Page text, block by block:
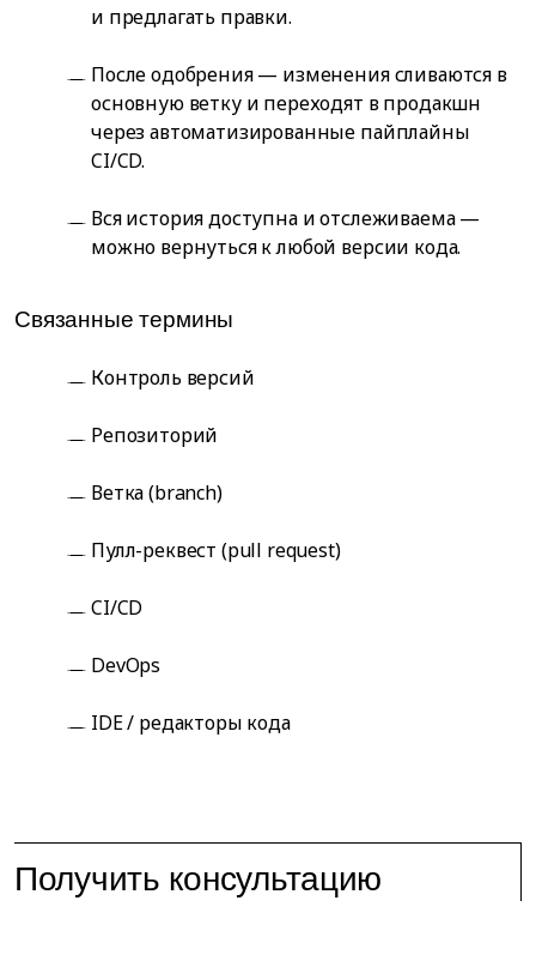
и предлагать правки.
После одобрения — изменения сливаются в
основную ветку и переходят в продакшн
через автоматизированные пайплайны
CI/CD.
Вся история доступна и отслеживаема —
можно вернуться к любой версии кода.
Связанные термины
Контроль версий
Репозиторий
Ветка (branch)
Пулл-реквест (pull request)
CI/CD
DevOps
IDE / редакторы кода
Получить консультацию